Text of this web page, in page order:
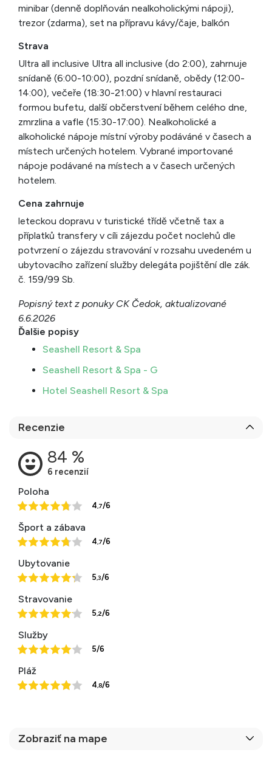
minibar (denně doplňován nealkoholickými nápoji),
trezor (zdarma), set na přípravu kávy/čaje, balkón
Strava
Ultra all inclusive Ultra all inclusive (do 2:00), zahrnuje
snídaně (6:00-10:00), pozdní snídaně, obědy (12:00-
14:00), večeře (18:30-21:00) v hlavní restauraci
formou bufetu, další občerstvení během celého dne,
zmrzlina a vafle (15:30-17:00). Nealkoholické a
alkoholické nápoje místní výroby podáváné v časech a
místech určených hotelem. Vybrané importované
nápoje podávané na místech a v časech určených
hotelem.
Cena zahrnuje
leteckou dopravu v turistické třídě včetně tax a
příplatků transfery v cíli zájezdu počet noclehů dle
potvrzení o zájezdu stravování v rozsahu uvedeném u
ubytovacího zařízení služby delegáta pojištění dle zák.
č. 159/99 Sb.
Popisný text z ponuky CK Čedok, aktualizované
6.6.2026
Ďalšie popisy
Seashell Resort & Spa
Seashell Resort & Spa - G
Hotel Seashell Resort & Spa
Recenzie
Poloha
4,7/6
Šport a zábava
4,7/6
Ubytovanie
5,3/6
Stravovanie
5,2/6
Služby
5/6
Pláž
4,8/6
Zobraziť na mape